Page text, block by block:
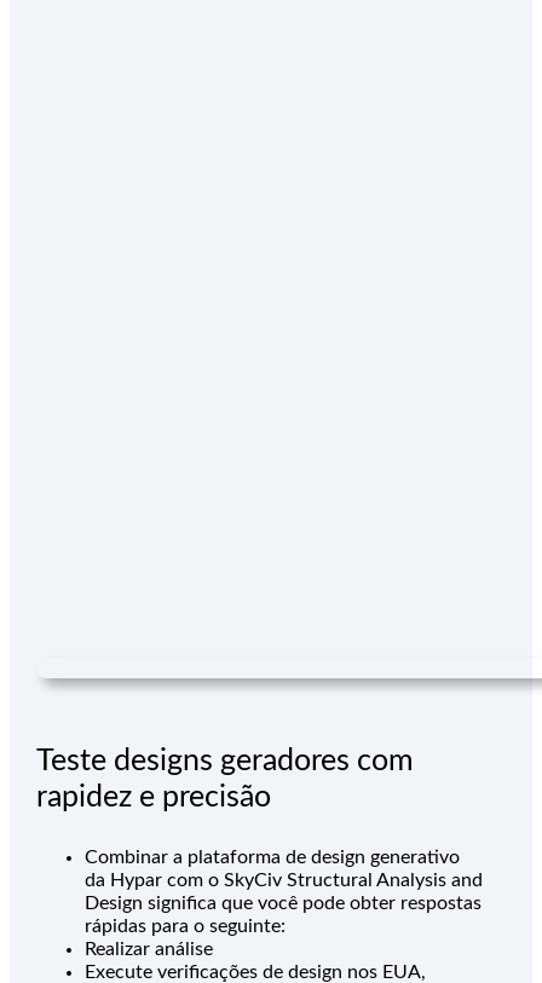
Teste designs geradores com
rapidez e precisão
Combinar a plataforma de design generativo
da Hypar com o SkyCiv Structural Analysis and
Design significa que você pode obter respostas
rápidas para o seguinte:
Realizar análise
Execute verificações de design nos EUA,